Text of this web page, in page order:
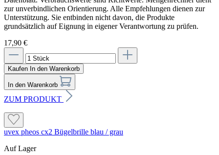
zur unverbindlichen Orientierung. Alle Empfehlungen dienen zur
Unterstützung. Sie entbinden nicht davon, die Produkte
grundsätzlich auf Eignung in eigener Verantwortung zu prüfen.
17,90 €
Kaufen In den Warenkorb
In den Warenkorb
ZUM PRODUKT
uvex pheos cx2 Bügelbrille blau / grau
Auf Lager